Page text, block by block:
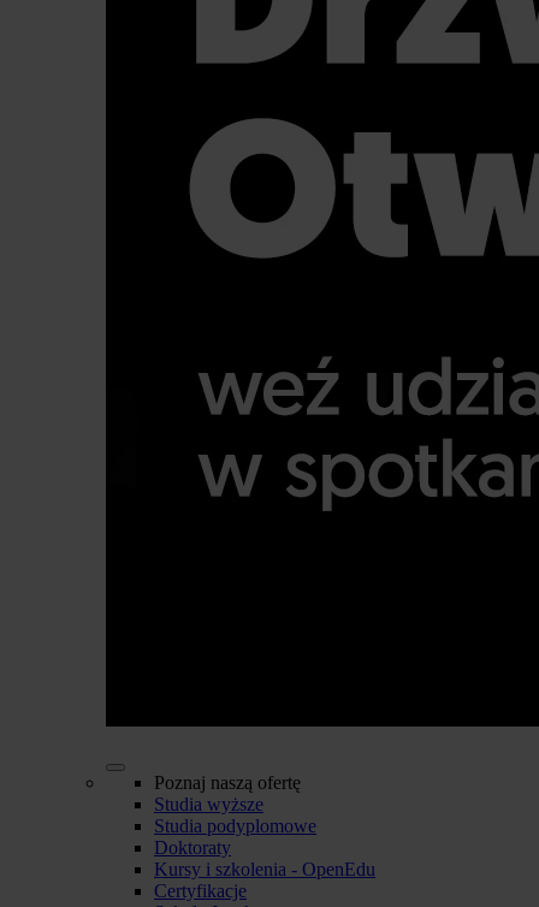
Poznaj naszą ofertę
Studia wyższe
Studia podyplomowe
Doktoraty
Kursy i szkolenia - OpenEdu
Certyfikacje